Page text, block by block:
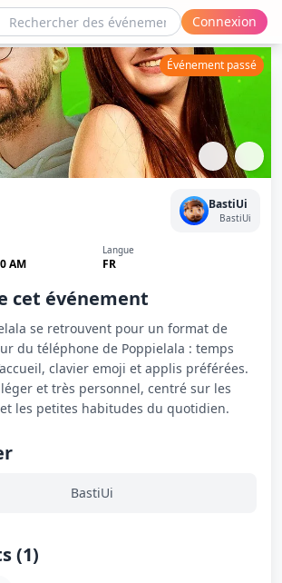
Connexion
Poppie Lala - BastiUi
Événement passé
BastiUi
BastiUi
AM
Langue
FR
cet événement
se retrouvent pour un format de
du téléphone de Poppielala : temps
clavier emoji et applis préférées.
et très personnel, centré sur les
les petites habitudes du quotidien.
BastiUi
(1)